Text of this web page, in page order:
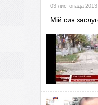
03 листопада
Мій син